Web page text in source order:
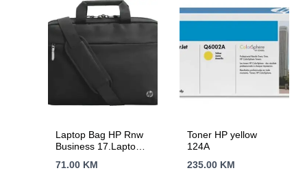
Laptop Bag HP Rnw
Business 17.Laptop
Business 17.Laptop
71.00 KM
Toner HP yellow
124A
235.00 KM